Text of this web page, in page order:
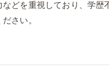
どを重視しており、学歴
さい。